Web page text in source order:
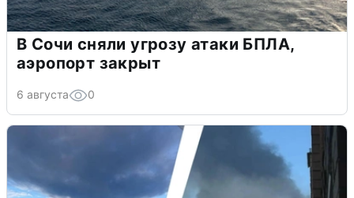
В Сочи сняли угрозу атаки БПЛА,
аэропорт закрыт
6 августа 0